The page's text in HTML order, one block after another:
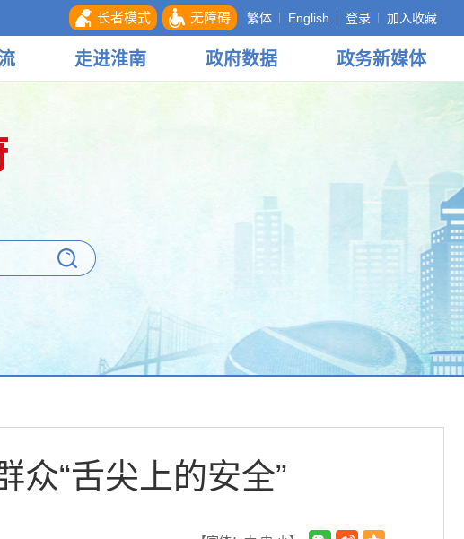
长者模式 无障碍 繁体 English 登录 加入收藏
走进淮南 政府数据 政务新媒体
众“舌尖上的安全”